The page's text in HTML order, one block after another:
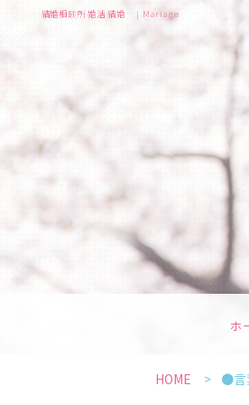
結婚相談所 婚活 結婚 | Mariage
ホ
HOME ●言